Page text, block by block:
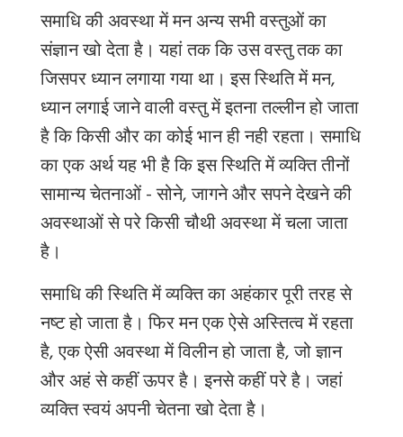
समाधि की अवस्था में मन अन्य सभी वस्तुओं का
संज्ञान खो देता है।यहां तक कि उस वस्तु तक का
जिसपर ध्यान लगाया गया था। इस स्थिति मेंमन,
ध्यान लगाई जाने वाली वस्तु में इतना तल्लीन हो जाता
है कि किसी और का कोई भान ही नही रहता। समाधि
का एक अर्थ यह भी है कि इस स्थिति में व्यक्ति तीनों
सामान्य चेतनाओं - सोने, जागनेऔरसपने देखने की
अवस्थाओं से परे किसी चौथी अवस्था में चला जाता
है।
समाधि की स्थिति मेंव्यक्तिकाअहंकार पूरी तरह से
नष्ट हो जाता है। फिरमन एक ऐसे अस्तित्व में रहता
है, एक ऐसी अवस्था में विलीन हो जाता है, जो ज्ञान
और अहं से कहीं ऊपर है। इनसे कहीं परे है। जहां
व्यक्ति स्वयं अपनी चेतना खो देता है।